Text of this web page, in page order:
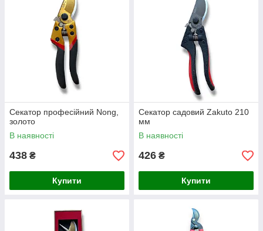
Секатор професійний Nong,
золото
В наявності
438 ₴
Купити
Секатор садовий Zakuto 210
мм
В наявності
426 ₴
Купити